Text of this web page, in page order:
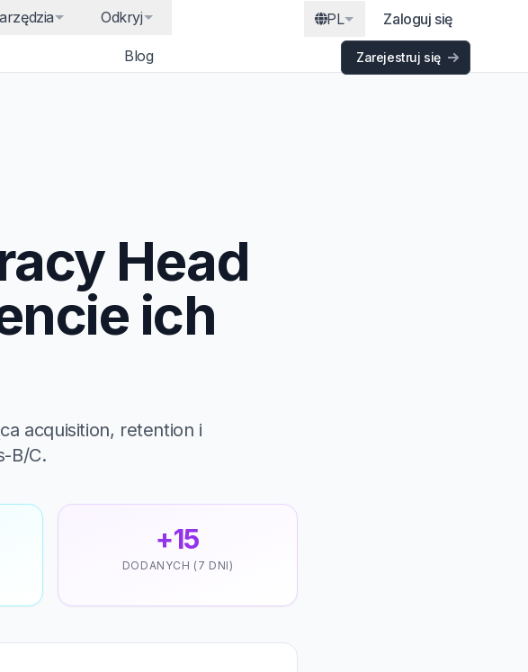
Odkryj
Blog
PL Zaloguj się
Zarejestruj się
Head
ich
acquisition, retention i
B/C.
+15
DODANYCH (7 DNI)